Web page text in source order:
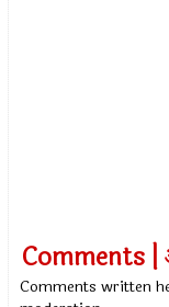
Comments |
Comments written